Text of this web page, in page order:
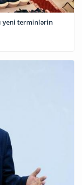
yeni terminlərin